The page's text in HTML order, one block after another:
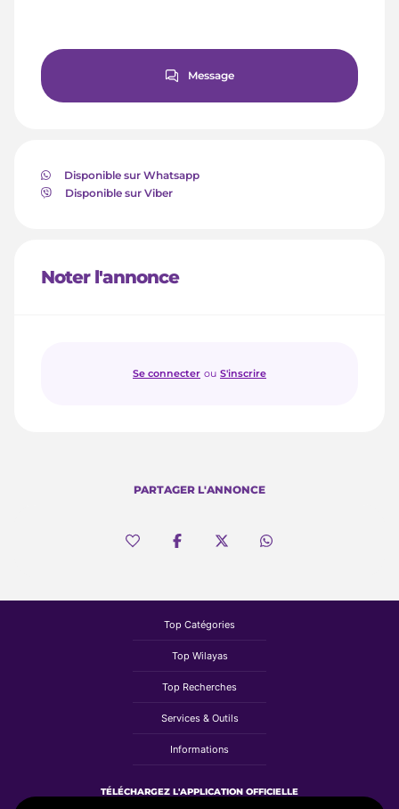
Message
Disponible sur Whatsapp
Disponible sur Viber
Noter l'annonce
Se connecter ou S'inscrire
PARTAGER L'ANNONCE
Top Catégories
Top Wilayas
Top Recherches
Services & Outils
Informations
TÉLÉCHARGEZ L'APPLICATION OFFICIELLE